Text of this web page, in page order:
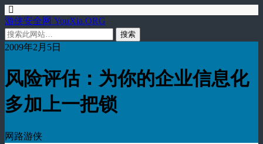
游侠安全网 YouXia.ORG
2009年2月5日
风险评估：为你的企业信息化
多加上一把锁
网路游侠